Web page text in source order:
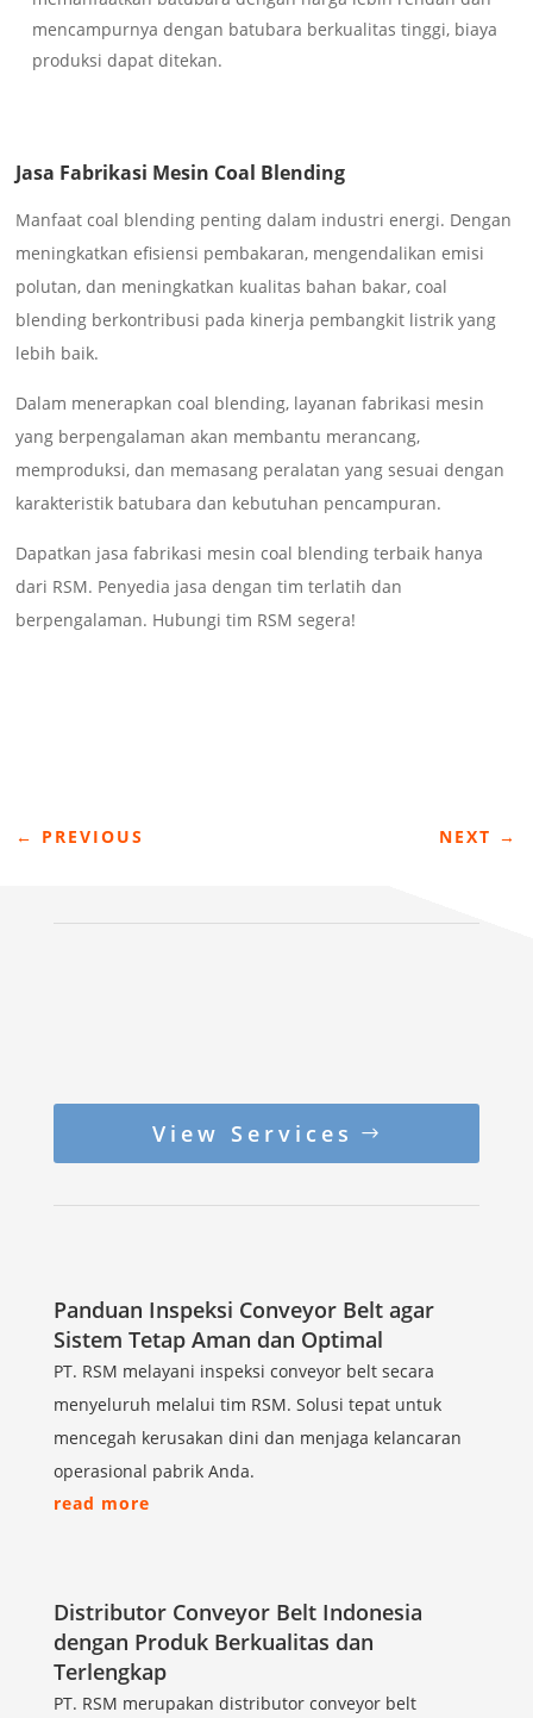
mencampurnya dengan batubara berkualitas tinggi, biaya
produksi dapat ditekan.
Jasa Fabrikasi Mesin Coal Blending
Manfaat coal blending penting dalam industri energi. Dengan
meningkatkan efisiensi pembakaran, mengendalikan emisi
polutan, dan meningkatkan kualitas bahan bakar, coal
blending berkontribusi pada kinerja pembangkit listrik yang
lebih baik.
Dalam menerapkan coal blending, layanan fabrikasi mesin
yang berpengalaman akan membantu merancang,
memproduksi, dan memasang peralatan yang sesuai dengan
karakteristik batubara dan kebutuhan pencampuran.
Dapatkan jasa fabrikasi mesin coal blending terbaik hanya
dari RSM. Penyedia jasa dengan tim terlatih dan
berpengalaman. Hubungi tim RSM segera!
← PREVIOUS NEXT →
View Services
Panduan Inspeksi Conveyor Belt agar
Sistem Tetap Aman dan Optimal
PT. RSM melayani inspeksi conveyor belt secara
menyeluruh melalui tim RSM. Solusi tepat untuk
mencegah kerusakan dini dan menjaga kelancaran
operasional pabrik Anda.
read more
Distributor Conveyor Belt Indonesia
dengan Produk Berkualitas dan
Terlengkap
PT. RSM merupakan distributor conveyor belt